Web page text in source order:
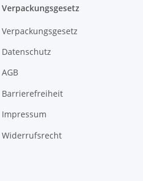
Verpackungsgesetz
Verpackungsgesetz
Datenschutz
AGB
Barrierefreiheit
Impressum
Widerrufsrecht